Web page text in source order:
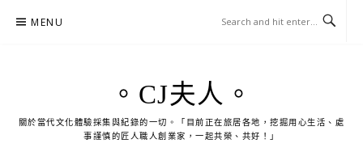
MENU
。CJ夫人。
關於當代文化體驗採集與紀錄的一切。「目前正在旅居各地，挖掘用心生活、處
事謹慎的匠人職人創業家，一起共榮、共好！」